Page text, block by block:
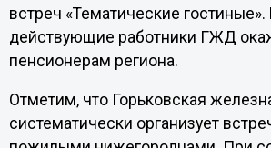
встреч «Тематические гостиные».
действующие работники ГЖД
пенсионерам региона.
Отметим, что Горьковская
систематически организует